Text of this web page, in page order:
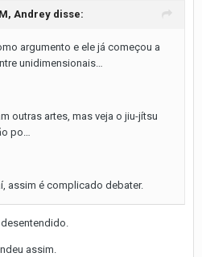
Andrey disse:
argumento e ele já começou a
unidimensionais…
outras artes, mas veja o jiu-jítsu
po…
assim é complicado debater.
assim.